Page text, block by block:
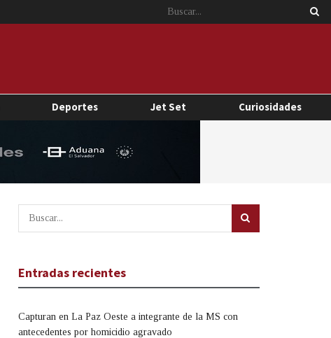
Deportes Jet Set Curiosidades
Entradas recientes
Capturan en La Paz Oeste a integrante de la MS con
antecedentes por homicidio agravado